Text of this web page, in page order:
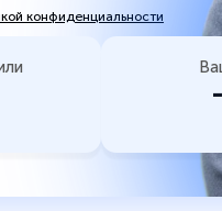
конфиденциальности